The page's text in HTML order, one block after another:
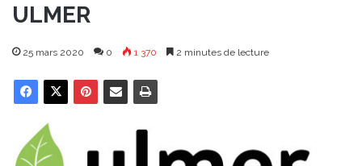
ULMER
25 mars 2020 0 1 370 2 minutes de lecture